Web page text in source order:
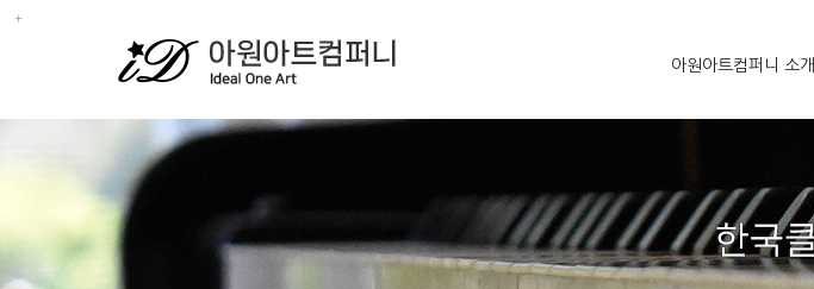
아원아트컴퍼니 소개